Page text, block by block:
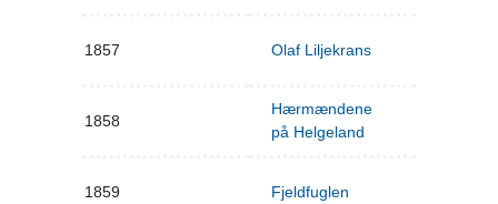
1857 Olaf Liljekrans
1858
Hærmændene
på Helgeland
1859 Fjeldfuglen